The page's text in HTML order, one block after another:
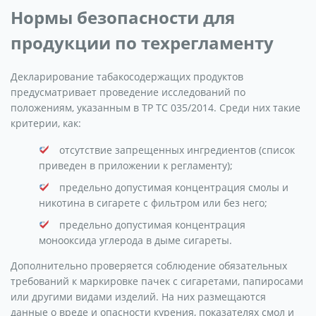
Нормы безопасности для
продукции по техрегламенту
Декларирование табакосодержащих продуктов
предусматривает проведение исследований по
положениям, указанным в ТР ТС 035/2014. Среди них такие
критерии, как:
отсутствие запрещенных ингредиентов (список
приведен в приложении к регламенту);
предельно допустимая концентрация смолы и
никотина в сигарете с фильтром или без него;
предельно допустимая концентрация
монооксида углерода в дыме сигареты.
Дополнительно проверяется соблюдение обязательных
требований к маркировке пачек с сигаретами, папиросами
или другими видами изделий. На них размещаются
данные о вреде и опасности курения, показателях смол и